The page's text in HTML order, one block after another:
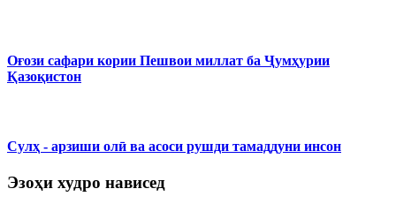
Оғози сафари кории Пешвои миллат ба Ҷумҳурии
Қазоқистон
Сулҳ - арзиши олӣ ва асоси рушди тамаддуни инсон
Эзоҳи худро нависед